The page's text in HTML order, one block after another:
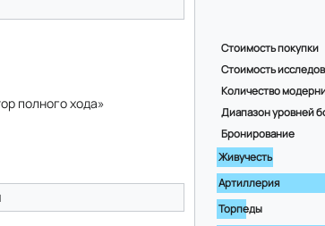
Стоимость покупки
Стоимость
Количество
Диапазон уровней
Бронирование
Живучесть
Артиллерия
Торпеды
полного хода»